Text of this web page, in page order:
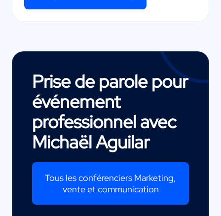
Prise de parole pour
événement
professionnel avec
Michaël Aguilar
Tous les conférenciers Marketing,
vente et communication